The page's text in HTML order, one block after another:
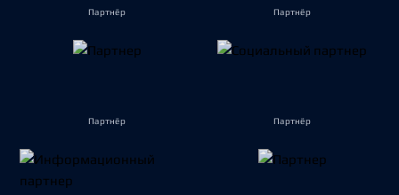
Партнёр Партнёр
Партнёр Партнёр